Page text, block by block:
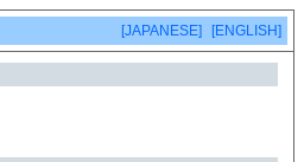
[JAPANESE] [ENGLISH]